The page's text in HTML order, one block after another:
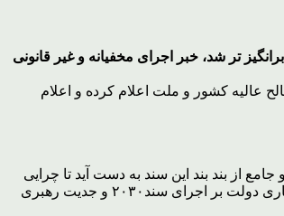
تر و حساسیت برانگیز تر شد، خبر اجرای مخفیانه و غیر قانونی
عالیه کشور و ملت اعلام کرده و اعلام
از بند بند این سند به دست آید تا چرایی
این مخالفت جدی امام خامنه ای واضح گردد. چنانکه، این بررسی های دقیق و علمی، می تواند برای نشریات عمومی و روشنگری اذهان رلنعمومی که در پای فشاری دولت بر اجرای سند۲۰۳۰ و جدیت رهبری